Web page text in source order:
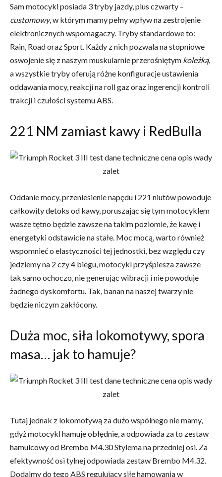
Sam motocykl posiada 3 tryby jazdy, plus czwarty –
customowy, w którym mamy pełny wpływ na zestrojenie
elektronicznych wspomagaczy. Tryby standardowe to:
Rain, Road oraz Sport. Każdy z nich pozwala na stopniowe
oswojenie się z naszym muskularnie przerośniętym koleżką,
a wszystkie tryby oferują różne konfiguracje ustawienia
oddawania mocy, reakcji na roll gaz oraz ingerencji kontroli
trakcji i czułości systemu ABS.
221 NM zamiast kawy i RedBulla
Oddanie mocy, przeniesienie napędu i 221 niutów powoduje
całkowity detoks od kawy, poruszając się tym motocyklem
wasze tętno będzie zawsze na takim poziomie, że kawę i
energetyki odstawicie na stałe. Moc mocą, warto również
wspomnieć o elastyczności tej jednostki, bez względu czy
jedziemy na 2 czy 4 biegu, motocykl przyśpiesza zawsze
tak samo ochoczo, nie generując wibracji i nie powoduje
żadnego dyskomfortu. Tak, banan na naszej twarzy nie
będzie niczym zakłócony.
Duża moc, siła lokomotywy, spora
masa… jak to hamuje?
Tutaj jednak z lokomotywą za dużo wspólnego nie mamy,
gdyż motocykl hamuje obłędnie, a odpowiada za to zestaw
hamulcowy od Brembo M4.30 Stylema na przedniej osi. Za
efektywność osi tylnej odpowiada zestaw Brembo M4.32.
Dodajmy do tego ABS regulujący siłę hamowania w